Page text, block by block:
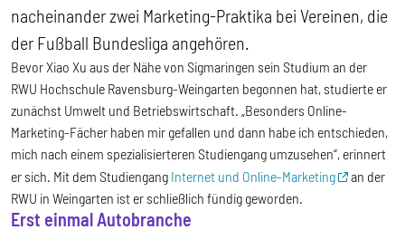
nacheinander zwei Marketing-Praktika bei Vereinen, die
der Fußball Bundesliga angehören.
Bevor Xiao Xu aus der Nähe von Sigmaringen sein Studium an der
RWU Hochschule Ravensburg-Weingarten begonnen hat, studierte er
zunächst Umwelt und Betriebswirtschaft. „Besonders Online-
Marketing-Fächer haben mir gefallen und dann habe ich entschieden,
mich nach einem spezialisierteren Studiengang umzusehen“, erinnert
er sich. Mit dem Studiengang Internet und Online-Marketing
an der
RWU in Weingarten ist er schließlich fündig geworden.
Erst einmal Autobranche